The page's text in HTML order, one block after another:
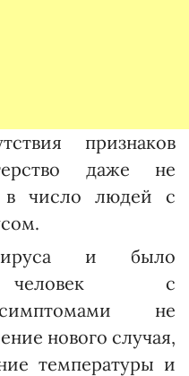
признаков
даже не
в число людей с
и было
человек с
не
нового случая,
температуры и